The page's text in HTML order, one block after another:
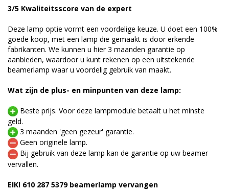
3/5 Kwaliteitsscore van de expert
Deze lamp optie vormt een voordelige keuze. U doet een 100%
goede koop, met een lamp die gemaakt is door erkende
fabrikanten. We kunnen u hier 3 maanden garantie op
aanbieden, waardoor u kunt rekenen op een uitstekende
beamerlamp waar u voordelig gebruik van maakt.
Wat zijn de plus- en minpunten van deze lamp:
Beste prijs. Voor deze lampmodule betaalt u het minste
geld.
3 maanden 'geen gezeur' garantie.
Geen originele lamp.
Bij gebruik van deze lamp kan de garantie op uw beamer
vervallen.
EIKI 610 287 5379 beamerlamp vervangen